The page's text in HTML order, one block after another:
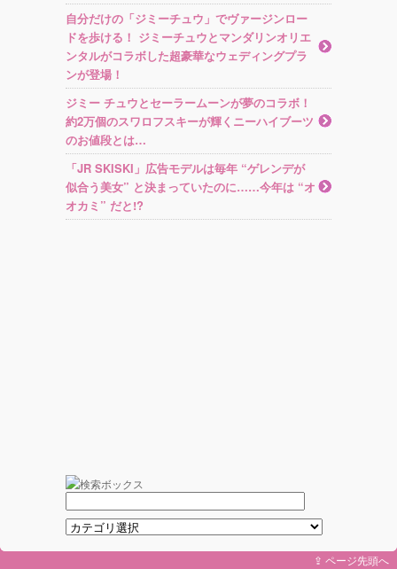
自分だけの「ジミーチュウ」でヴァージンロー
ドを歩ける！ ジミーチュウとマンダリンオリエ
ンタルがコラボした超豪華なウェディングプラ
ンが登場！
ジミー チュウとセーラームーンが夢のコラボ！
約2万個のスワロフスキーが輝くニーハイブーツ
のお値段とは…
「JR SKISKI」広告モデルは毎年 “ゲレンデが
似合う美女” と決まっていたのに……今年は “オ
オカミ” だと!?
⇪ ページ先頭へ